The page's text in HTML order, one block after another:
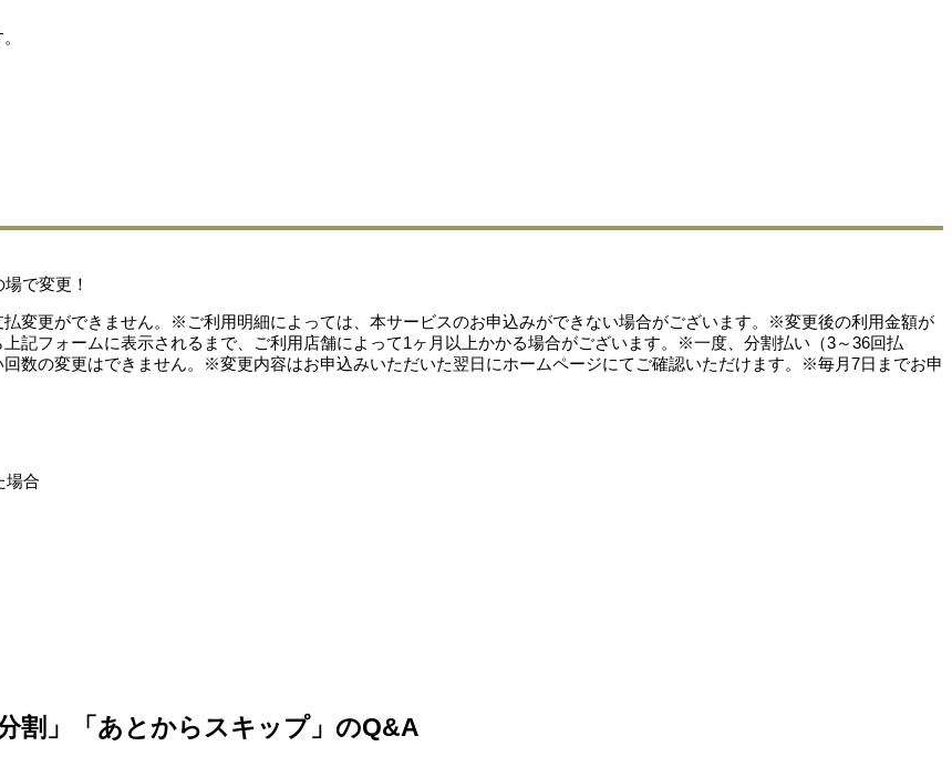
変更ができません。※ご利用明細によっては、本サービスのお申込みができない場合がございます。※変更後の利用金額が
記フォームに表示されるまで、ご利用店舗によって1ヶ月以上かかる場合がございます。※一度、分割払い（3～36回払
数の変更はできません。※変更内容はお申込みいただいた翌日にホームページにてご確認いただけます。※毎月7日までお申
場合
割」「あとからスキップ」のQ&A